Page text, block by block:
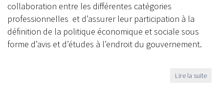
collaboration entre les différentes catégories
professionnelles et d’assurer leur participation à la
définition de la politique économique et sociale sous
forme d’avis et d’études à l’endroit du gouvernement.
Lire la suite